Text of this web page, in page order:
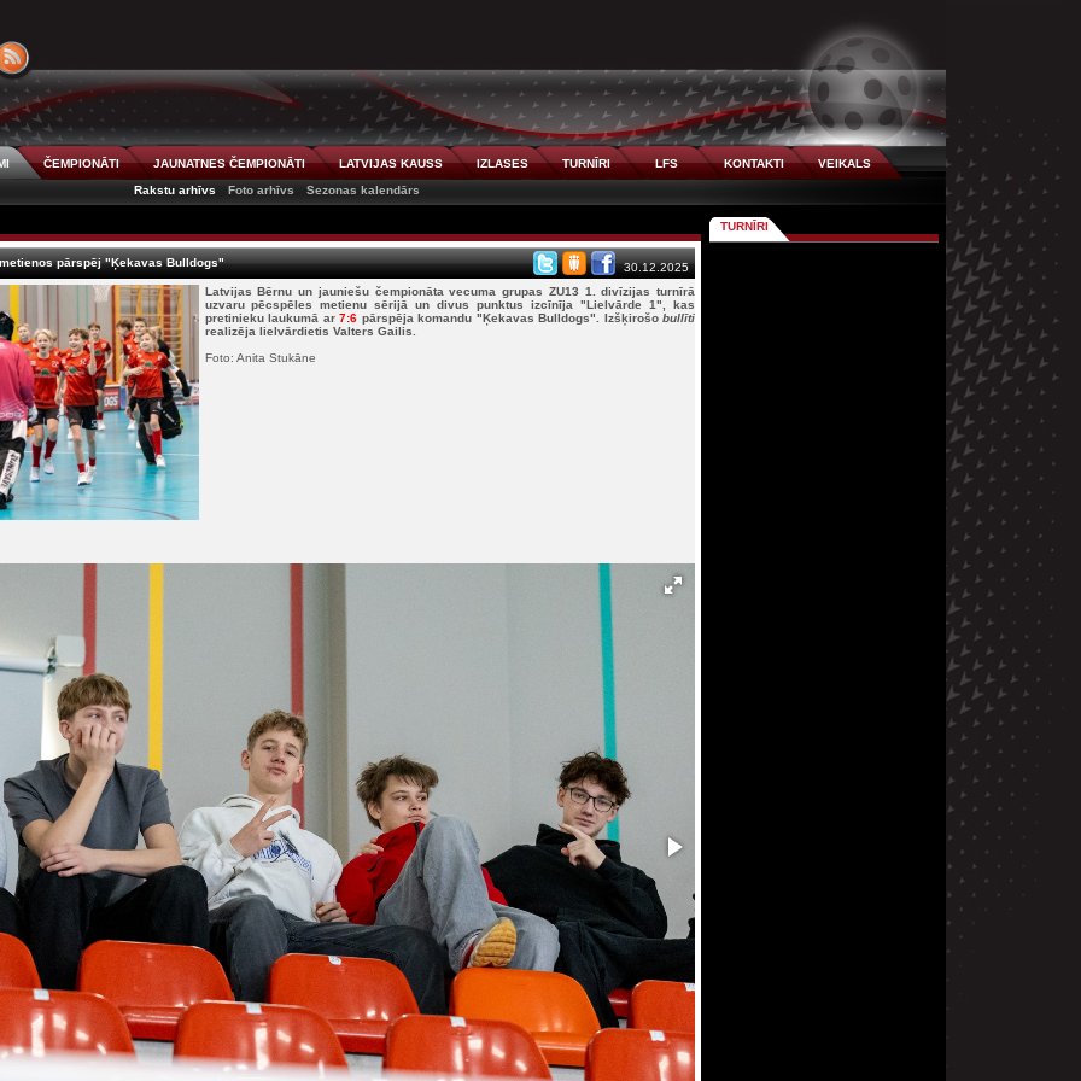
ČEMPIONĀTI JAUNATNES ČEMPIONĀTI LATVIJAS KAUSS IZLASES TURNĪRI LFS KONTAKTI
VEIKALS
Rakstu arhīvs
Foto arhīvs Sezonas kalendārs
pārspēj "Ķekavas Bulldogs"
30.12.2025
Latvijas Bērnu un jauniešu čempionāta vecuma grupas ZU13 1. divīzijas turnīrā
uzvaru pēcspēles metienu sērijā un divus punktus izcīnīja "Lielvārde 1", kas
pretinieku laukumā ar 7:6 pārspēja komandu "Ķekavas Bulldogs". Izšķirošo bullīti
realizēja lielvārdietis Valters Gailis.
Foto: Anita Stukāne
TURNĪRI